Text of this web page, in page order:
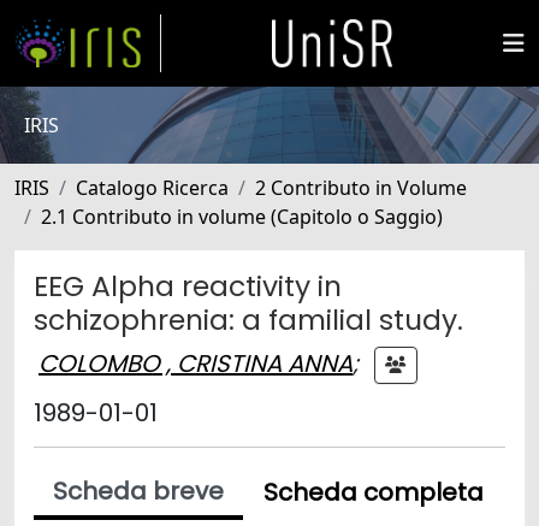
IRIS
IRIS Catalogo Ricerca
2 Contributo in Volume
2.1 Contributo in volume (Capitolo o Saggio)
EEG Alpha reactivity in
schizophrenia: a familial study.
COLOMBO , CRISTINA ANNA;
1989-01-01
Scheda breve
Scheda completa